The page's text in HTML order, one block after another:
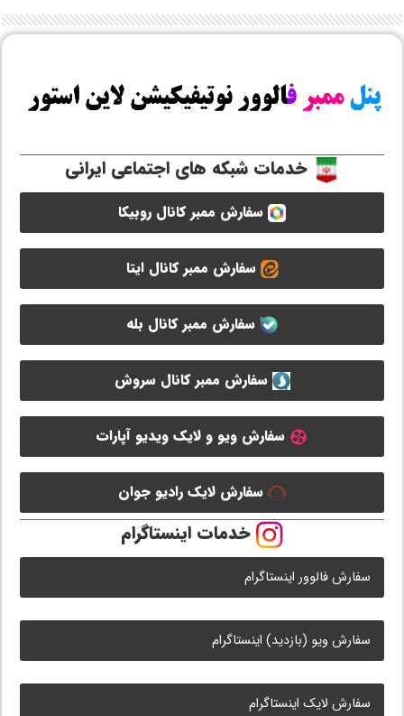
خدمات شبکه های اجتماعی ایرانی
سفارش ممبر کانال روبیکا
سفارش ممبر کانال ایتا
سفارش ممبر کانال بله
سفارش ممبر کانال سروش
سفارش ویو و لایک ویدیو آپارات
سفارش لایک رادیو جوان
خدمات اینستاگرام
سفارش فالوور اینستاگرام
سفارش ویو (بازدید) اینستاگرام
سفارش لایک اینستاگرام